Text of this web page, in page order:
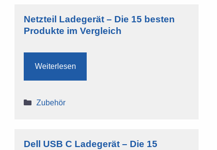
Netzteil Ladegerät – Die 15 besten
Produkte im Vergleich
Weiterlesen
Kategorien
Zubehör
Dell USB C Ladegerät – Die 15